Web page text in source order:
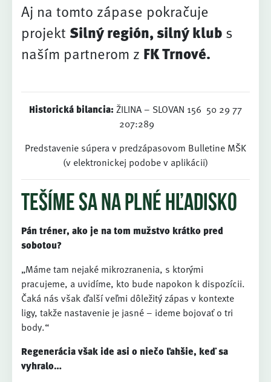
Aj na tomto zápase pokračuje
projekt Silný región, silný klub s
naším partnerom z FK Trnové.
Historická bilancia: ŽILINA – SLOVAN 156 50 29 77
207:289
Predstavenie súpera v predzápasovom Bulletine MŠK
(v elektronickej podobe v aplikácii)
Tešíme sa na plné hľadisko
Pán tréner, ako je na tom mužstvo krátko pred
sobotou?
„Máme tam nejaké mikrozranenia, s ktorými
pracujeme, a uvidíme, kto bude napokon k dispozícii.
Čaká nás však ďalší veľmi dôležitý zápas v kontexte
ligy, takže nastavenie je jasné – ideme bojovať o tri
body.“
Regenerácia však ide asi o niečo ľahšie, keď sa
vyhralo…